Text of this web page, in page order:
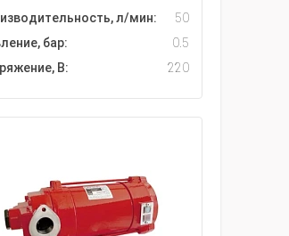
л/мин:
50
бар:
0.5
В:
220